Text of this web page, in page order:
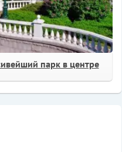
парк в центре